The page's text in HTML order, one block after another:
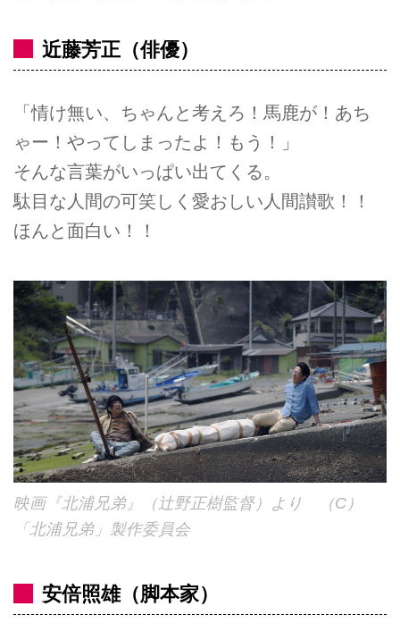
近藤芳正（俳優）
「情け無い、ちゃんと考えろ！馬鹿が！あち
ゃー！やってしまったよ！もう！」
そんな言葉がいっぱい出てくる。
駄目な人間の可笑しく愛おしい人間讃歌！！
ほんと面白い！！
映画『北浦兄弟』（辻野正樹監督）より （C）
「北浦兄弟」製作委員会
安倍照雄（脚本家）